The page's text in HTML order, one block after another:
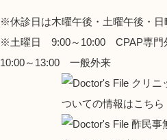
※休診日は木曜午後・土曜午後・日
※土曜日 9:00～10:00 CPAP専
10:00～13:00 一般外来